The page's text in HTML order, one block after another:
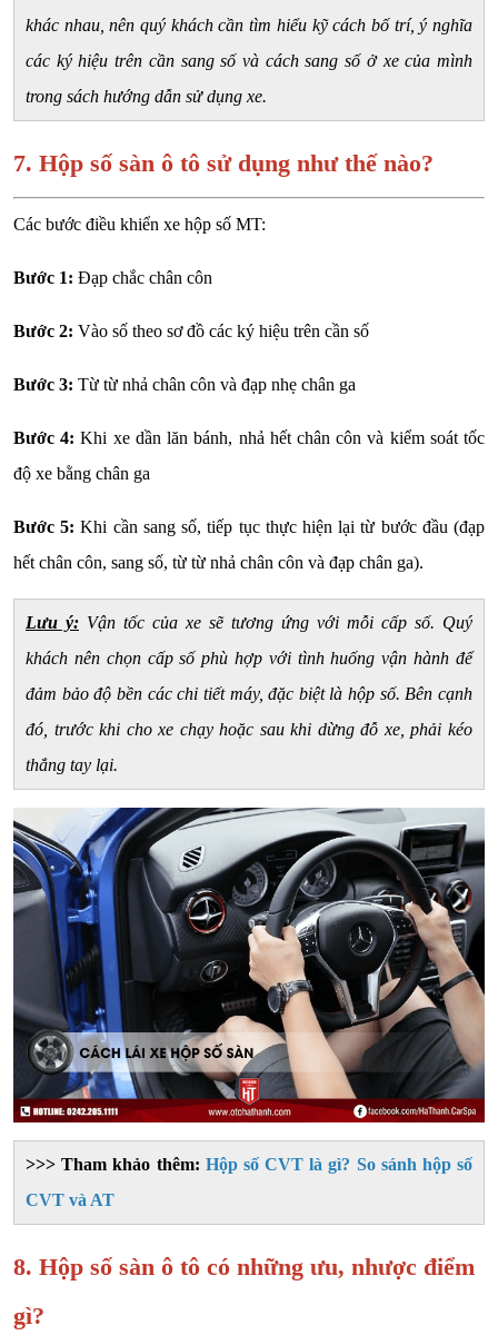
khác nhau, nên quý khách cần tìm hiểu kỹ cách bố trí, ý nghĩa
các ký hiệu trên cần sang số và cách sang số ở xe của mình
trong sách hướng dẫn sử dụng xe.
7. Hộp số sàn ô tô sử dụng như thế nào?
Các bước điều khiển xe hộp số MT:
Bước 1: Đạp chắc chân côn
Bước 2: Vào số theo sơ đồ các ký hiệu trên cần số
Bước 3: Từ từ nhả chân côn và đạp nhẹ chân ga
Bước 4: Khi xe dần lăn bánh, nhả hết chân côn và kiểm soát tốc
độ xe bằng chân ga
Bước 5: Khi cần sang số, tiếp tục thực hiện lại từ bước đầu (đạp
hết chân côn, sang số, từ từ nhả chân côn và đạp chân ga).
Lưu ý: Vận tốc của xe sẽ tương ứng với mỗi cấp số. Quý
khách nên chọn cấp số phù hợp với tình huống vận hành để
đảm bảo độ bền các chi tiết máy, đặc biệt là hộp số. Bên cạnh
đó, trước khi cho xe chạy hoặc sau khi dừng đỗ xe, phải kéo
thắng tay lại.
>>> Tham khảo thêm: Hộp số CVT là gì? So sánh hộp số
CVT và AT
8. Hộp số sàn ô tô có những ưu, nhược điểm
gì?